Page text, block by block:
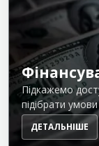
Підкажемо
підібрати
ДЕТАЛЬНІШЕ